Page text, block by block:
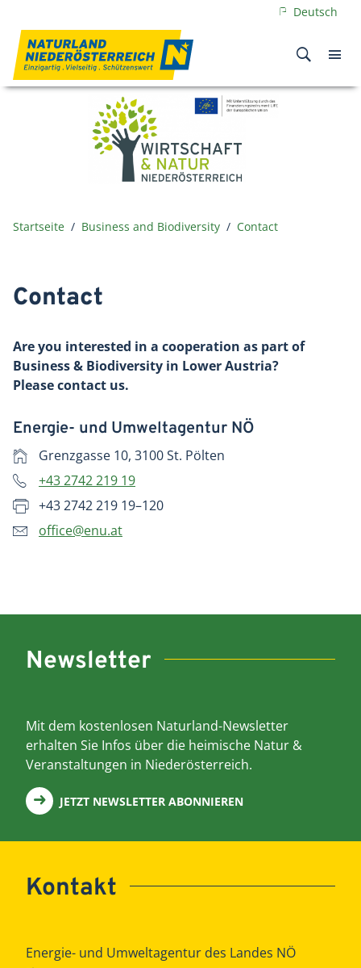
Deutsch
Startseite Business and Biodiversity Contact
Contact
Are you interested in a cooperation as part of
Business & Biodiversity in Lower Austria?
Please contact us.
Energie- und Umweltagentur NÖ
Grenzgasse 10, 3100 St. Pölten
+43 2742 219 19
+43 2742 219 19–120
office@enu.at
Newsletter
Mit dem kostenlosen Naturland-Newsletter
erhalten Sie Infos über die heimische Natur &
Veranstaltungen in Niederösterreich.
JETZT NEWSLETTER ABONNIEREN
Kontakt
Energie- und Umweltagentur des Landes NÖ